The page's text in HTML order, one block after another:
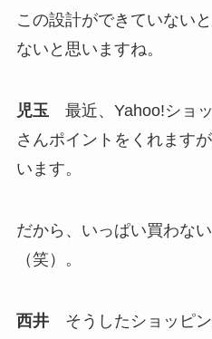
この設計ができていない
ないと思いますね。
児玉最近、Yahoo!ショッ
さんポイントをくれます
います。
だから、いっぱい買わな
（笑）。
西井そうしたショッピン